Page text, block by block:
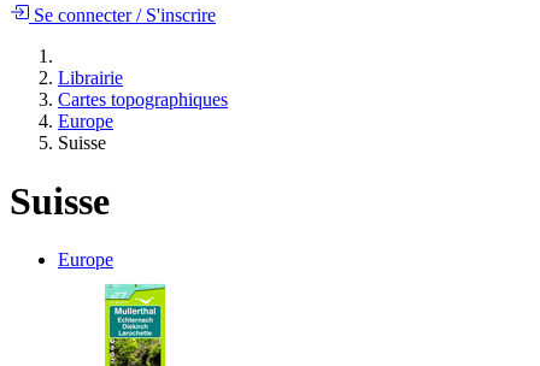
Se connecter/S'inscrire
Librairie
Cartes topographiques
Europe
Suisse
Suisse
Europe